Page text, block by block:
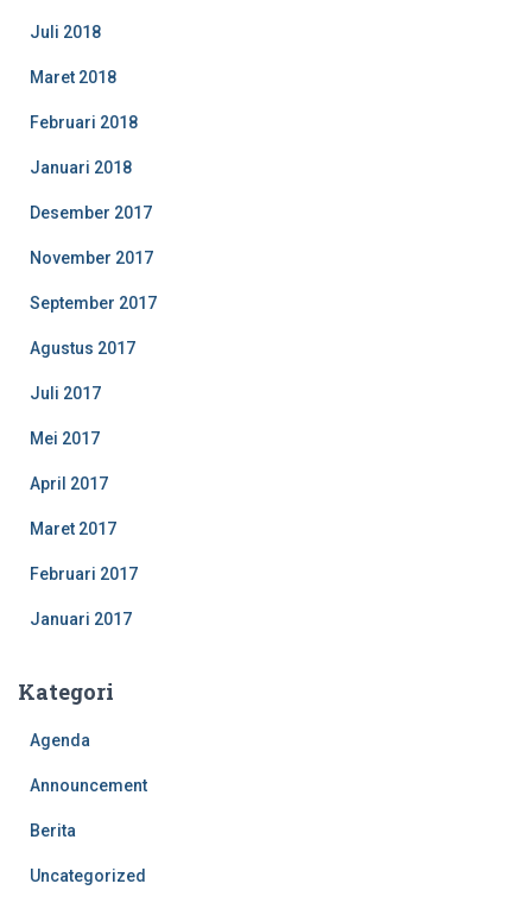
Juli 2018
Maret 2018
Februari 2018
Januari 2018
Desember 2017
November 2017
September 2017
Agustus 2017
Juli 2017
Mei 2017
April 2017
Maret 2017
Februari 2017
Januari 2017
Kategori
Agenda
Announcement
Berita
Uncategorized